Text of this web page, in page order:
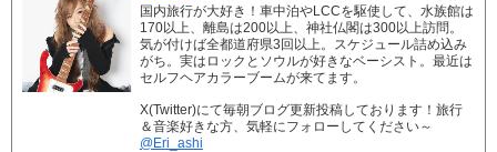
国内旅行が大好き！車中泊やLCCを駆使して、水族館は
170以上、離島は200以上、神社仏閣は300以上訪問。
気が付けば全都道府県3回以上。スケジュール詰め込み
がち。実はロックとソウルが好きなベーシスト。最近は
セルフヘアカラーブームが来てます。
X(Twitter)にて毎朝ブログ更新投稿しております！旅行
＆音楽好きな方、気軽にフォローしてください～
@Eri_ashi